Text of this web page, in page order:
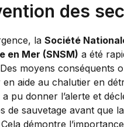
des
la Société
en Mer (SNSM) a été
moyens conséquents
aide au chalutier en
a pu donner l’alerte et
de sauvetage avant que
Cela démontre